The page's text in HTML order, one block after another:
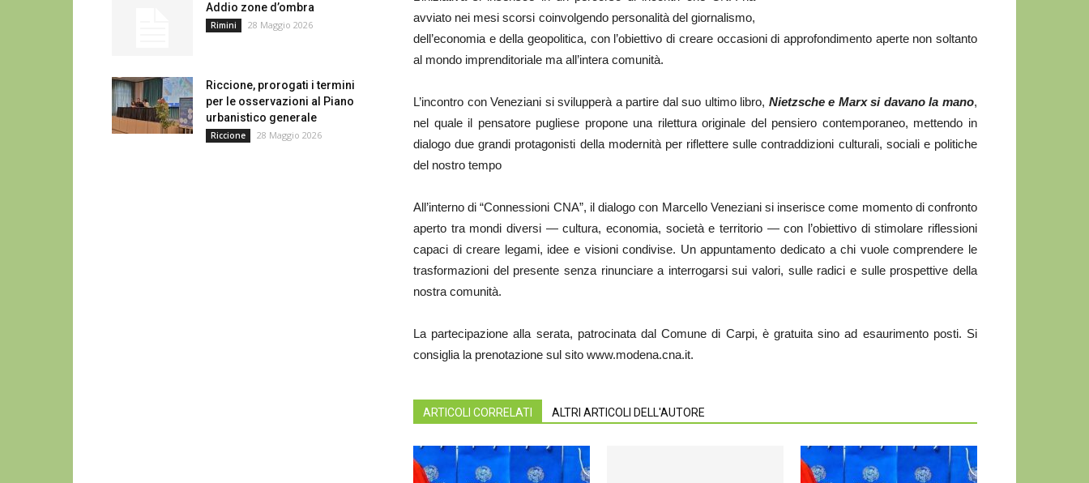
avviato nei mesi scorsi coinvolgendo personalità del giornalismo,
dell’economia e della geopolitica, con l’obiettivo di creare occasioni di approfondimento aperte non soltanto
al mondo imprenditoriale ma all’intera comunità.
L’incontro con Veneziani si svilupperà a partire dal suo ultimo libro, Nietzsche e Marx si davano la mano,
nel quale il pensatore pugliese propone una rilettura originale del pensiero contemporaneo, mettendo in
dialogo due grandi protagonisti della modernità per riflettere sulle contraddizioni culturali, sociali e politiche
del nostro tempo
All’interno di “Connessioni CNA”, il dialogo con Marcello Veneziani si inserisce come momento di confronto
aperto tra mondi diversi — cultura, economia, società e territorio — con l’obiettivo di stimolare riflessioni
capaci di creare legami, idee e visioni condivise. Un appuntamento dedicato a chi vuole comprendere le
trasformazioni del presente senza rinunciare a interrogarsi sui valori, sulle radici e sulle prospettive della
nostra comunità.
La partecipazione alla serata, patrocinata dal Comune di Carpi, è gratuita sino ad esaurimento posti. Si
consiglia la prenotazione sul sito www.modena.cna.it.
ARTICOLI CORRELATI ALTRI ARTICOLI DELL'AUTORE
Addio zone d’ombra
Rimini 28 Maggio 2026
Riccione, prorogati i termini
per le osservazioni al Piano
urbanistico generale
Riccione 28 Maggio 2026